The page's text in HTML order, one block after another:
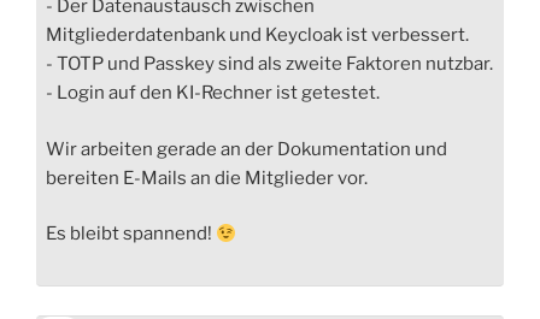
- Der Datenaustausch zwischen
Mitgliederdatenbank und Keycloak ist verbessert.
- TOTP und Passkey sind als zweite Faktoren nutzbar.
- Login auf den KI-Rechner ist getestet.
Wir arbeiten gerade an der Dokumentation und
bereiten E-Mails an die Mitglieder vor.
Es bleibt spannend!